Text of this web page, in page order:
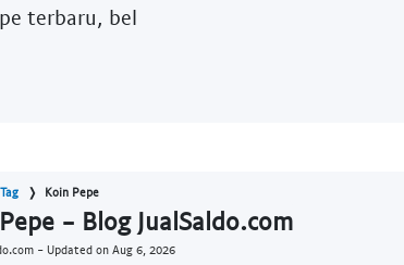
terbaru, bel
Tag Koin Pepe
- Blog JualSaldo.com
- Updated on Aug 6, 2026